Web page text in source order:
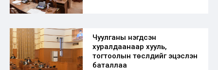
Чуулганы нэгдсэн
хуралдаанаар хууль,
тогтоолын төслүүдийг эцэслэн
баталлаа